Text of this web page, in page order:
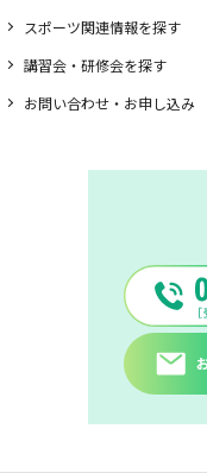
スポーツ関連情報を探す
講習会・研修会を探す
お問い合わせ・お申し込み